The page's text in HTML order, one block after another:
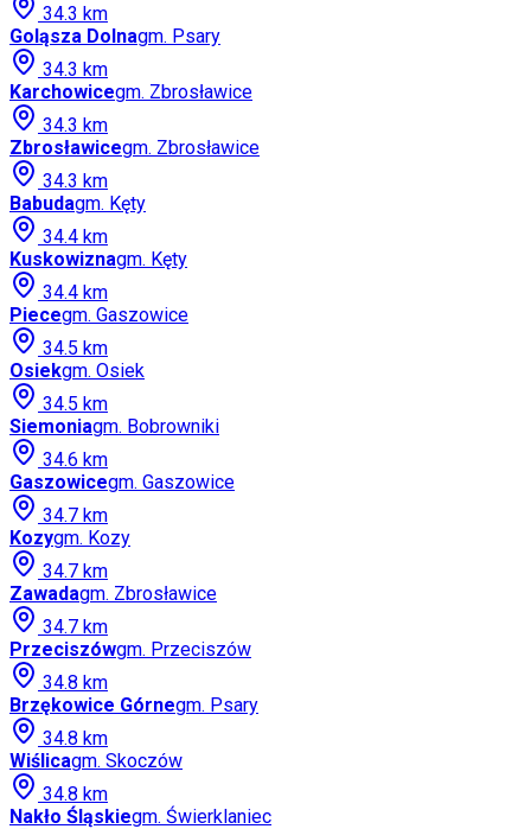
34.3 km
Goląsza Dolnagm. Psary
34.3 km
Karchowicegm. Zbrosławice
34.3 km
Zbrosławicegm. Zbrosławice
34.3 km
Babudagm. Kęty
34.4 km
Kuskowiznagm. Kęty
34.4 km
Piecegm. Gaszowice
34.5 km
Osiekgm. Osiek
34.5 km
Siemoniagm. Bobrowniki
34.6 km
Gaszowicegm. Gaszowice
34.7 km
Kozygm. Kozy
34.7 km
Zawadagm. Zbrosławice
34.7 km
Przeciszówgm. Przeciszów
34.8 km
Brzękowice Górnegm. Psary
34.8 km
Wiślicagm. Skoczów
34.8 km
Nakło Śląskiegm. Świerklaniec